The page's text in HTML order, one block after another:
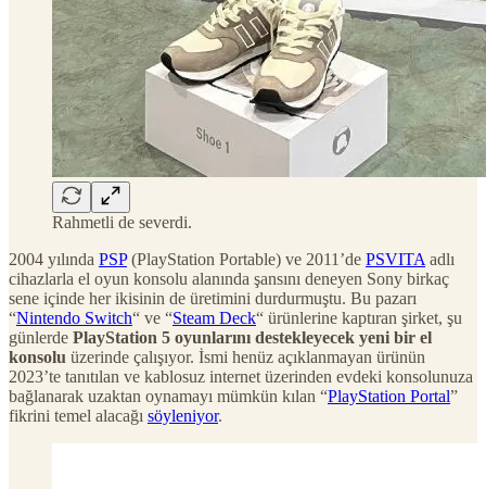
Rahmetli de severdi.
2004 yılında PSP(PlayStation Portable) ve 2011’de PSVITA adlı
cihazlarla el oyun konsolu alanında şansını deneyen Sony birkaç
sene içinde her ikisinin de üretimini durdurmuştu. Bu pazarı
“Nintendo Switch“ ve “Steam Deck“ ürünlerine kaptıran şirket, şu
günlerde PlayStation 5 oyunlarını destekleyecek yeni bir el
konsolu üzerinde çalışıyor. İsmi henüz açıklanmayan ürünün
2023’te tanıtılan ve kablosuz internet üzerinden evdeki konsolunuza
bağlanarak uzaktan oynamayı mümkün kılan “PlayStation Portal”
fikrini temel alacağı söyleniyor.